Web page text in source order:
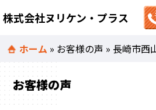
株式会社ヌリケン・プラス
ホーム » お客様の声 » 長崎市
お客様の声